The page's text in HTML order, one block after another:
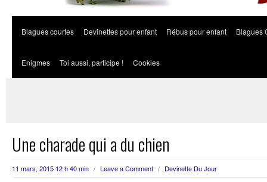
Blagues courtes Devinettes pour enfant Rébus pour enfant Blagues
Enigmes Toi aussi, participe ! Cookies
Une charade qui a du chien
11 mars, 2015 12 h 40 min / Leave a Comment / Devinette Du Jour